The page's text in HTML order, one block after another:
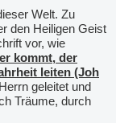
Welt. Zu
den Heiligen Geist
vor, wie
kommt, der
leiten (Joh
geleitet und
Träume, durch